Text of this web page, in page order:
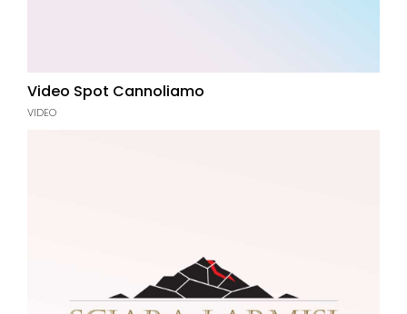
Video Spot Cannoliamo
VIDEO